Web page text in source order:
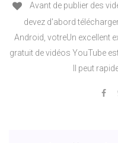
Avant de publier des
devez d'abord
Android, votreUn excellent
gratuit de vidéos YouTube
Il peut